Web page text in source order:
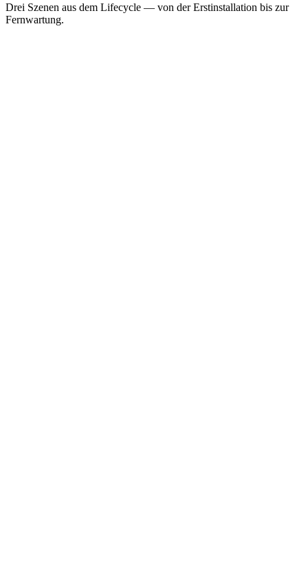
Drei Szenen aus dem Lifecycle — von der Erstinstallation bis zur
Fernwartung.